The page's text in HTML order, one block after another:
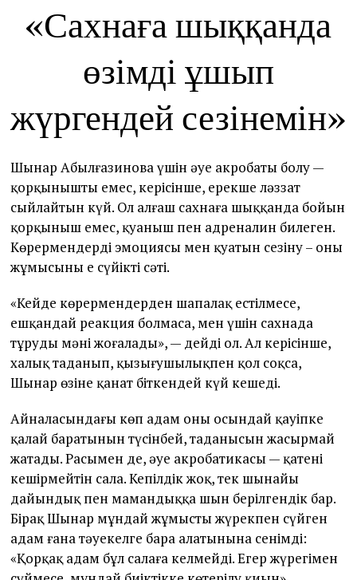
«Сахнаға шыққанда
өзімді ұшып
жүргендей сезінемін»
Шынар Абылғазинова үшін әуе акробаты болу —
қорқынышты емес, керісінше, ерекше ләззат
сыйлайтын күй. Ол алғаш сахнаға шыққанда бойын
қорқыныш емес, қуаныш пен адреналин билеген.
Көрермендердің эмоциясы мен қуатын сезіну – оның
жұмысының ең сүйікті сәті.
«Кейде көрермендерден шапалақ естілмесе,
ешқандай реакция болмаса, мен үшін сахнада
тұрудың мәні жоғалады», — дейді ол. Ал керісінше,
халық таңданып, қызығушылықпен қол соқса,
Шынар өзіне қанат біткендей күй кешеді.
Айналасындағы көп адам оның осындай қауіпке
қалай баратынын түсінбей, таңданысын жасырмай
жатады. Расымен де, әуе акробатикасы — қатені
кешірмейтін сала. Кепілдік жоқ, тек шынайы
дайындық пен мамандыққа шын берілгендік бар.
Бірақ Шынар мұндай жұмысты жүрекпен сүйген
адам ғана тәуекелге бара алатынына сенімді:
«Қорқақ адам бұл салаға келмейді. Егер жүрегіңмен